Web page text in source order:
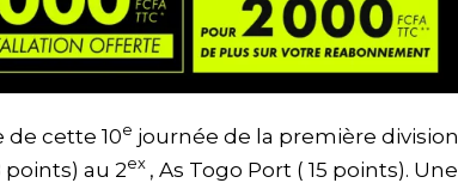
de cette 10e journée de la première division
points) au 2ex , As Togo Port ( 15 points). Une